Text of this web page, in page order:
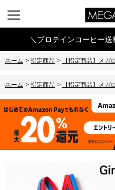
＼プロテインコーヒー
ホーム > 指定商品 > 【指定商品】メ
ホーム > 指定商品 > 【指定商品】メ